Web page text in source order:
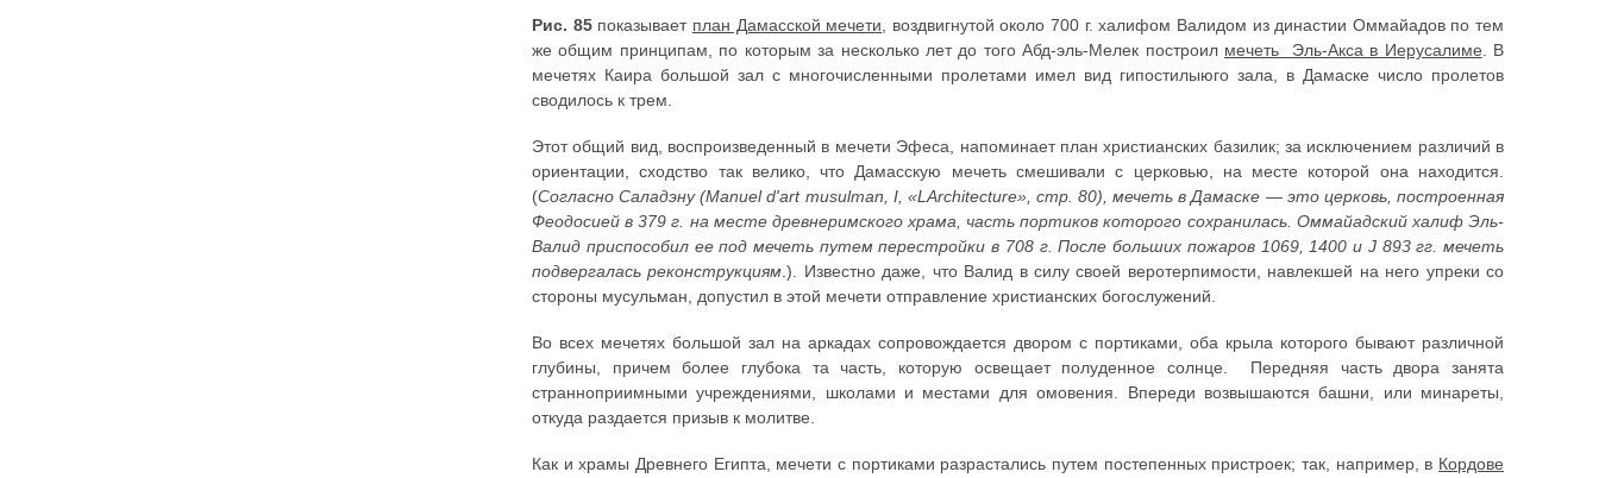
Рис. 85показывает план Дамасской мечети, воздвигнутой около 700 г. халифом Валидом из династии Оммайадов по тем
же общим принципам, по которым за несколько лет до того Абд-эль-Мелек построил мечеть Эль-Акса в Иерусалиме. В
мечетях Каира большой зал с многочисленными пролетами имел вид гипостилыюго зала, в Дамаске число пролетов
сводилось к трем.
Этот общий вид, воспроизведенный в мечети Эфеса, напоминает план христианских базилик; за исключением различий в
ориентации, сходство так велико, что Дамасскую мечеть смешивали с церковью, на месте которой она находится.
(Согласно Саладэну (Manuel d'art musulman, I, «LArchitecture», стр. 80), мечеть в Дамаске — это церковь, построенная
Феодосией в 379 г. на месте древнеримского храма, часть портиков которого сохранилась. Оммайадский халиф Эль-
Валид приспособил ее под мечеть путем перестройки в 708 г. После больших пожаров 1069, 1400 и J 893 гг. мечеть
подвергалась реконструкциям.). Известно даже, что Валид в силу своей веротерпимости, навлекшей на него упреки со
стороны мусульман, допустил в этой мечети отправление христианских богослужений.
Во всех мечетях большой зал на аркадах сопровождается двором с портиками, оба крыла которого бывают различной
глубины, причем более глубока та часть, которую освещает полуденное солнце. Передняя часть двора занята
странноприимными учреждениями, школами и местами для омовения. Впереди возвышаются башни, или минареты,
откуда раздается призыв к молитве.
Как и храмы Древнего Египта, мечети с портиками разрастались путем постепенных пристроек; так, например, в Кордове